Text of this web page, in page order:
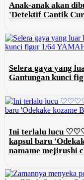
Anak-anak akan
'Detektif Cantik
Selera gaya yang
Gantungan kunci
Ini terlalu lucu
kapsul baru
namame mejirushi